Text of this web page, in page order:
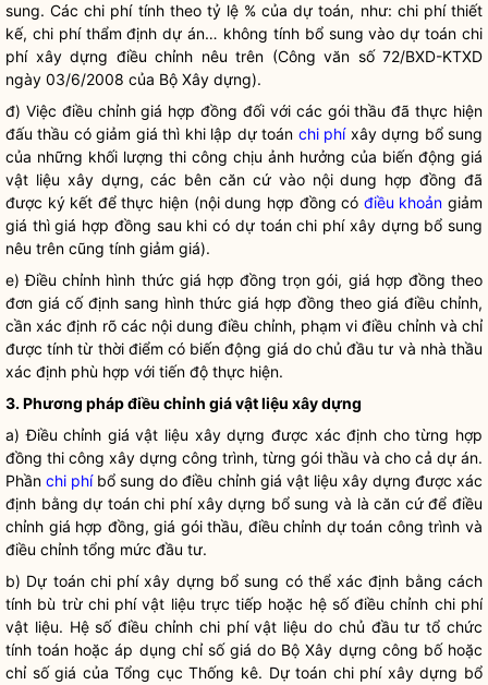
sung. Cácchi phítính theo tỷ lệ % của dự toán, như: chi phíthiết
kế, chi phíthẩm định dự án… không tính bổ sung vào dự toánchi
phíxây dựng điều chỉnh nêu trên (Công văn số 72/BXD-KTXD
ngày 03/6/2008 của Bộ Xây dựng).
đ) Việc điều chỉnh giá hợp đồng đối với các gói thầu đã thực hiện
đấu thầu có giảm giá thì khi lập dự toán chi phíxây dựng bổ sung
của những khối lượng thi công chịu ảnh hưởng của biến động giá
vật liệu xây dựng, các bên căn cứ vào nội dung hợp đồng đã
được ký kết để thực hiện (nội dung hợp đồng có điều khoản giảm
giá thì giá hợp đồng sau khi có dự toánchi phíxây dựng bổ sung
nêu trên cũng tính giảm giá).
e) Điều chỉnh hình thức giá hợp đồng trọn gói, giá hợp đồng theo
đơn giá cố định sang hình thức giá hợp đồng theo giá điều chỉnh,
cần xác định rõ các nội dung điều chỉnh, phạm vi điều chỉnh và chỉ
được tính từ thời điểm có biến động giá do chủ đầu tư và nhà thầu
xác định phù hợp với tiến độ thực hiện.
3. Phương pháp điều chỉnh giá vật liệu xây dựng
a) Điều chỉnh giá vật liệu xây dựng được xác định cho từng hợp
đồng thi công xây dựng công trình, từng gói thầu và cho cả dự án.
Phầnchi phíbổ sung do điều chỉnh giá vật liệu xây dựng được xác
định bằng dự toánchi phíxây dựng bổ sung và là căn cứ để điều
chỉnh giá hợp đồng, giá gói thầu, điều chỉnh dự toán công trình và
điều chỉnh tổng mức đầu tư.
b) Dự toán chi phíxây dựng bổ sung có thể xác định bằng cách
tính bù trừ chi phívật liệu trực tiếp hoặc hệ số điều chỉnh chi phí
vật liệu. Hệ số điều chỉnh chi phívật liệu do chủ đầu tư tổ chức
tính toán hoặc áp dụng chỉ số giá do Bộ Xây dựng công bố hoặc
chỉ số giá của Tổng cục Thống kê. Dự toán chi phíxây dựng bổ